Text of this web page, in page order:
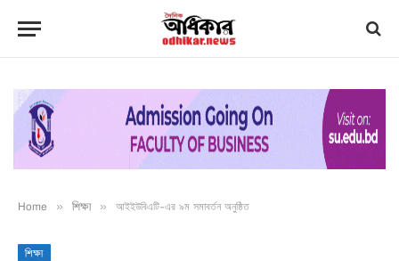
Home » শিক্ষা » আইইউবিএটি-এর ৯ম সমাবর্তন অনুষ্ঠিত
শিক্ষা